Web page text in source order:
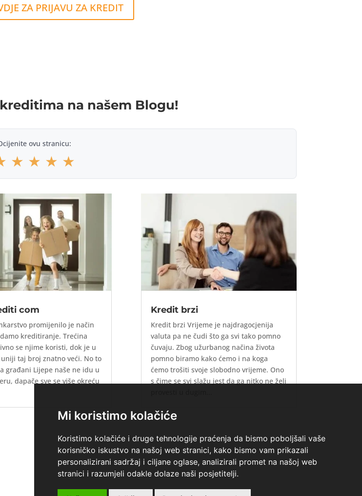
Mi koristimo kolačiće
Koristimo kolačiće i druge tehnologije praćenja da bismo poboljšali vaše
korisničko iskustvo na našoj web stranici, kako bismo vam prikazali
personalizirani sadržaj i ciljane oglase, analizirali promet na našoj web
stranici i razumjeli odakle dolaze naši posjetitelji.
ZA PRIJAVU ZA KREDIT
na našem Blogu!
ovu stranicu:
★ ★ ★ ★
com
promijenilo je način
kreditiranje. Trećina
se njime koristi, dok je u
taj broj znatno veći. No to
građani Lijepe naše ne idu u
dapače sve se više okreću
Kredit brzi
Kredit brzi Vrijeme je najdragocjenija
valuta pa ne čudi što ga svi tako pomno
čuvaju. Zbog užurbanog načina života
pomno biramo kako ćemo i na koga
ćemo trošiti svoje slobodno vrijeme. Ono
s čime se svi slažu jest da ga nitko ne želi